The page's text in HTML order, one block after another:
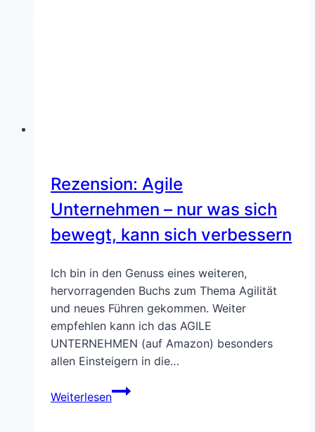
von
Mazzucato
Rezension: Agile
Unternehmen – nur was sich
bewegt, kann sich verbessern
Ich bin in den Genuss eines weiteren,
hervorragenden Buchs zum Thema Agilität
und neues Führen gekommen. Weiter
empfehlen kann ich das AGILE
UNTERNEHMEN (auf Amazon) besonders
allen Einsteigern in die…
Weiterlesen
Rezension:
Agile